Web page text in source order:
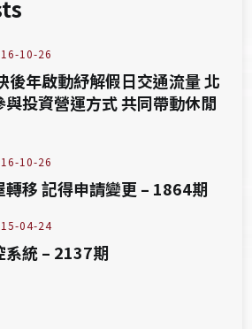
10-26
後年啟動紓解假日交通流量 北
投資營運方式 共同帶動休閒
10-26
轉移 記得申請變更 – 1864期
04-24
系統 – 2137期